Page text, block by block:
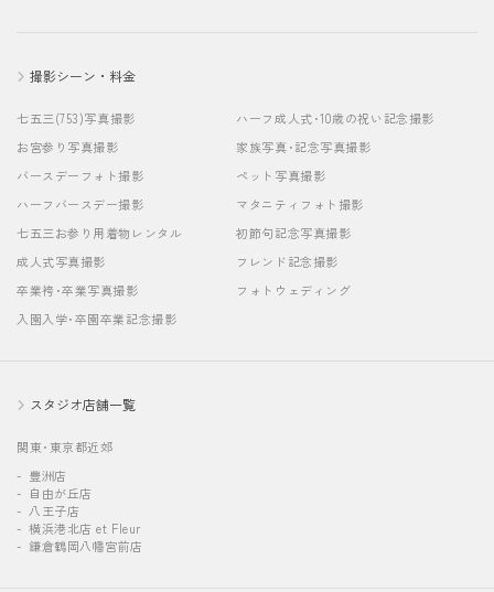
撮影シーン・料金
七五三(753)写真撮影
お宮参り写真撮影
バースデーフォト撮影
ハーフバースデー撮影
七五三お参り用着物レンタル
成人式写真撮影
卒業袴･卒業写真撮影
入園入学･卒園卒業記念撮影
ハーフ成人式･10歳の祝い記念撮影
家族写真･記念写真撮影
ペット写真撮影
マタニティフォト撮影
初節句記念写真撮影
フレンド記念撮影
フォトウェディング
スタジオ店舗一覧
関東･東京都近郊
豊洲店
自由が丘店
八王子店
横浜港北店 et Fleur
鎌倉鶴岡八幡宮前店